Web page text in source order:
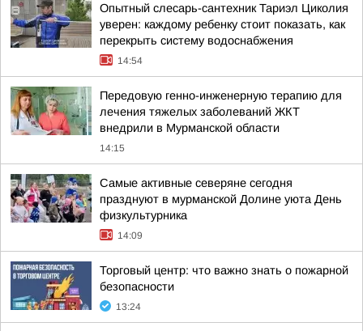
Опытный слесарь-сантехник Тариэл Циколия
уверен: каждому ребенку стоит показать, как
перекрыть систему водоснабжения
14:54
Передовую генно-инженерную терапию для
лечения тяжелых заболеваний ЖКТ
внедрили в Мурманской области
14:15
Самые активные северяне сегодня
празднуют в мурманской Долине уюта День
физкультурника
14:09
Торговый центр: что важно знать о пожарной
безопасности
13:24